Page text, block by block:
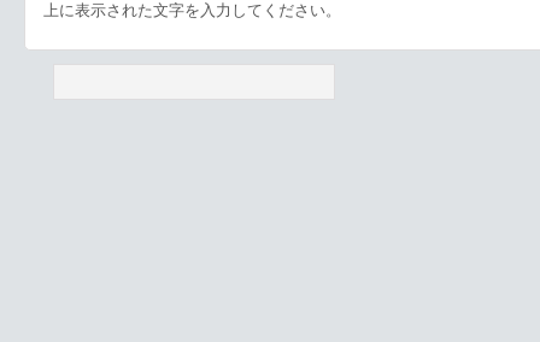
上に表示された文字を入力してください。